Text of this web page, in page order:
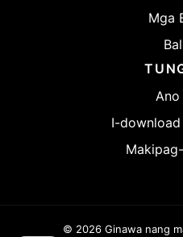
Mga
I-
© 2026 Ginawa nang